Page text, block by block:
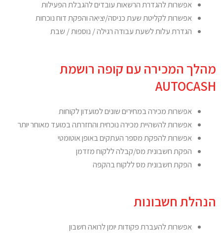
אפשרות להגדרת הרשאות עובדים להגבלת הפעילות
אפשרות לקליטת שעת כניסה/יציאה והפקת דוח נוכחות
הגדרת עלות לשעת עבודה רגילה / נוספות / שבת
מהלך המכירה עם קופה רושמת
AUTOCASH
אפשרות מכירה במחירים שונים למועדון לקוחות
אפשרות להשהיית מכירה נוכחית והחזרתה במועד מאוחר יותר
אפשרות להפקת מספר העתקים באופן אוטומטי
הפקת חשבונית מס/קבלה ללקוח מזדמן
הפקת חשבונית מס ללקוח בהקפה
הנהלת חשבונות
אפשרות להעברת פקודות יומן לרואה חשבון